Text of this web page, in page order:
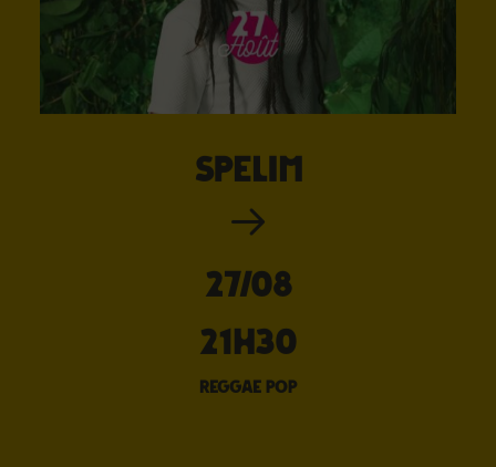
SPELIM
27/08
21H30
reggae pop